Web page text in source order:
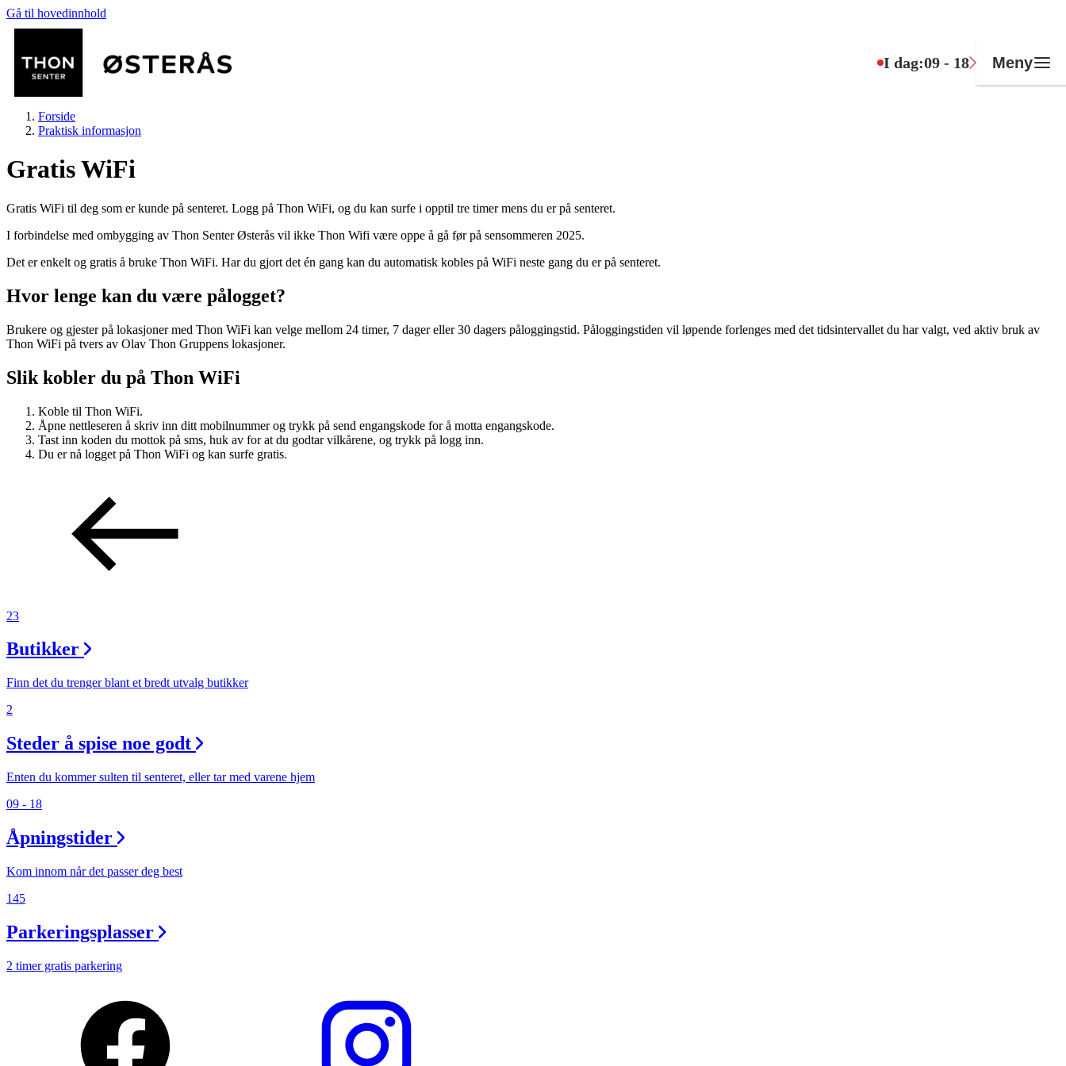
Gå til hovedinnhold
I dag:09 - 18 Meny
Butikker
Helse
Aktiviteter
Tilbud
Kundeklubb
Søk
Åpningstider
Gavekort
Finn frem
Kundeklubb
Kundeklubb
Forside
Praktisk informasjon
Gratis WiFi
Gratis WiFi til deg som er kunde på senteret. Logg på Thon WiFi, og du kan surfe i opptil tre timer mens du er på senteret.
I forbindelse med ombygging av Thon Senter Østerås vil ikke Thon Wifi være oppe å gå før på sensommeren 2025.
Det er enkelt og gratis å bruke Thon WiFi. Har du gjort det én gang kan du automatisk kobles på WiFi neste gang du er på senteret.
Hvor lenge kan du være pålogget?
Brukere og gjester på lokasjoner med Thon WiFi kan velge mellom 24 timer, 7 dager eller 30 dagers påloggingstid. Påloggingstiden vil løpende forlenges med det tidsintervallet du har valgt, ved aktiv bruk av
Thon WiFi på tvers av Olav Thon Gruppens lokasjoner.
Slik kobler du på Thon WiFi
Koble til Thon WiFi.
Åpne nettleseren å skriv inn ditt mobilnummer og trykk på send engangskode for å motta engangskode.
Tast inn koden du mottok på sms, huk av for at du godtar vilkårene, og trykk på logg inn.
Du er nå logget på Thon WiFi og kan surfe gratis.
23
Butikker
Finn det du trenger blant et bredt utvalg butikker
2
Steder å spise noe godt
Enten du kommer sulten til senteret, eller tar med varene hjem
09 - 18
Åpningstider
Kom innom når det passer deg best
145
Parkeringsplasser
2 timer gratis parkering